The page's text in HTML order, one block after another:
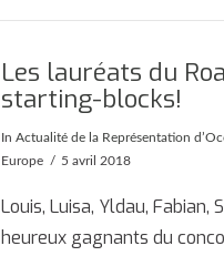
Les lauréats du
starting-blocks!
InActualité de la Représentation
Europe
5 avril 2018
Louis, Luisa, Yldau,
heureux gagnants du